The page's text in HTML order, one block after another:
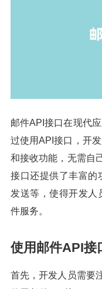
邮件API接口在现代
过使用API接口，开
和接收功能，无需自
接口还提供了丰富的
发送等，使得开发人
件服务。
使用邮件API接
首先，开发人员需要